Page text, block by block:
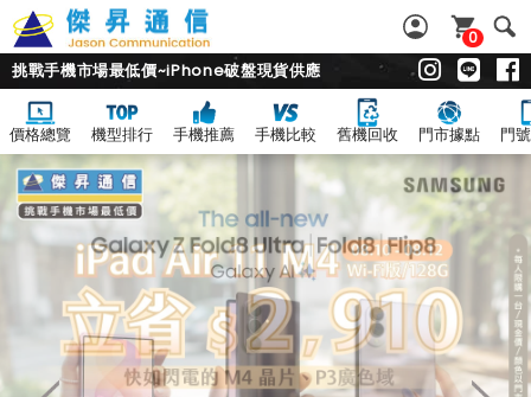
0
挑戰手機市場最低價~iPhone破盤現貨供應
價格總覽 機型排行 手機推薦 手機比較 舊機回收 門市據點 門